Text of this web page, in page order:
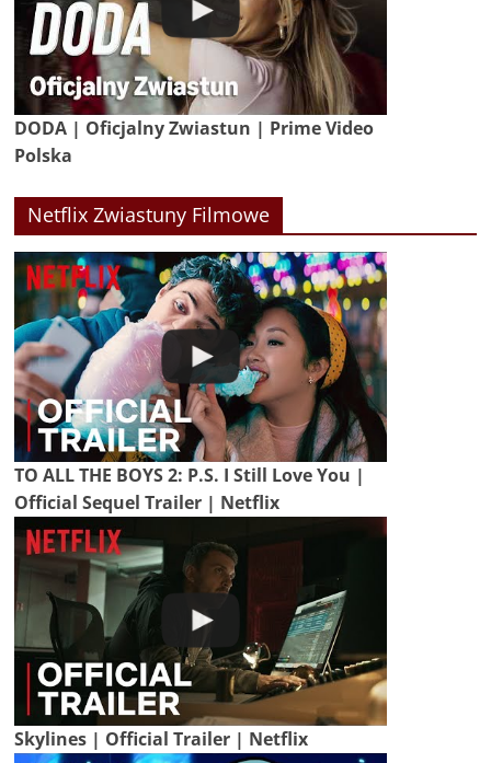
DODA | Oficjalny Zwiastun | Prime Video
Polska
Netflix Zwiastuny Filmowe
TO ALL THE BOYS 2: P.S. I Still Love You |
Official Sequel Trailer | Netflix
Skylines | Official Trailer | Netflix